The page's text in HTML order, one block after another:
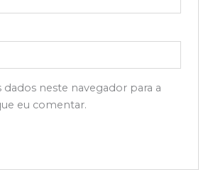
dados neste navegador para a
eu comentar.